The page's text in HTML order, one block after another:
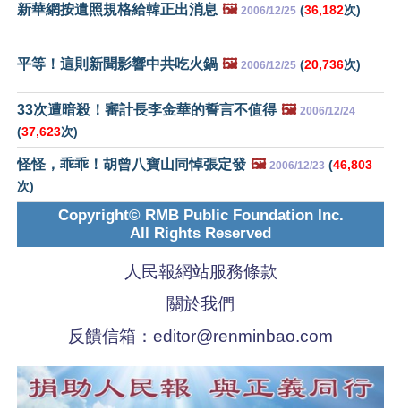
新華網按遺照規格給韓正出消息 🖼️ 2006/12/25 (36,182次)
平等！這則新聞影響中共吃火鍋 🖼️ 2006/12/25 (20,736次)
33次遭暗殺！審計長李金華的誓言不值得 🖼️ 2006/12/24
(37,623次)
怪怪，乖乖！胡曾八寶山同悼張定發 🖼️ 2006/12/23 (46,803
次)
Copyright© RMB Public Foundation Inc.
All Rights Reserved
人民報網站服務條款
關於我們
反饋信箱： editor@renminbao.com